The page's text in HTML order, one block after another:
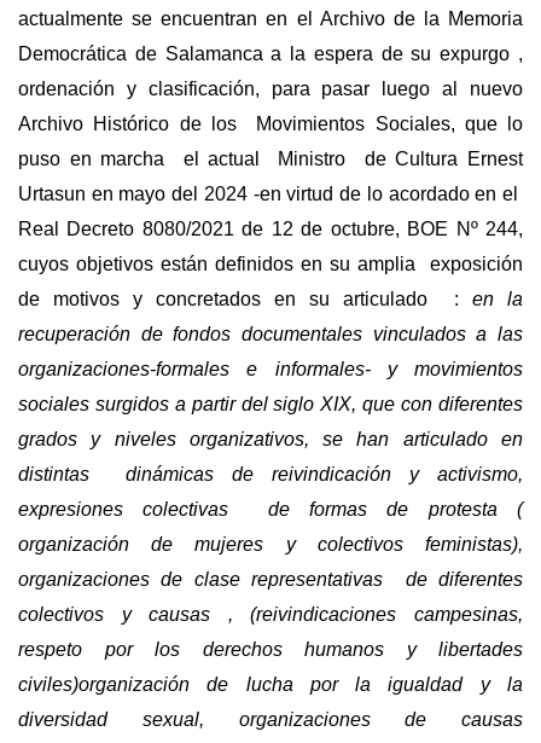
actualmente se encuentran en el Archivo de la Memoria
Democrática de Salamanca a la espera de su expurgo ,
ordenación y clasificación, para pasar luego al nuevo
Archivo Histórico de los Movimientos Sociales, que lo
puso en marcha el actual Ministro de Cultura Ernest
Urtasun en mayo del 2024 -en virtud de lo acordado en el
Real Decreto 8080/2021 de 12 de octubre, BOE Nº 244,
cuyos objetivos están definidos en su amplia exposición
de motivos y concretados en su articulado : en la
recuperación de fondos documentales vinculados a las
organizaciones-formales e informales- y movimientos
sociales surgidos a partir del siglo XIX, que con diferentes
grados y niveles organizativos, se han articulado en
distintas dinámicas de reivindicación y activismo,
expresiones colectivas de formas de protesta (
organización de mujeres y colectivos feministas),
organizaciones de clase representativas de diferentes
colectivos y causas , (reivindicaciones campesinas,
respeto por los derechos humanos y libertades
civiles)organización de lucha por la igualdad y la
diversidad sexual, organizaciones de causas